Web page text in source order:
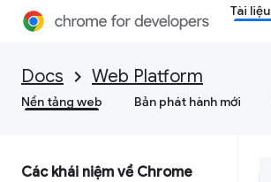
Tài liệu
Docs Web Platform
Nền tảng web Bản phát hành mới
Các khái niệm về Chrome